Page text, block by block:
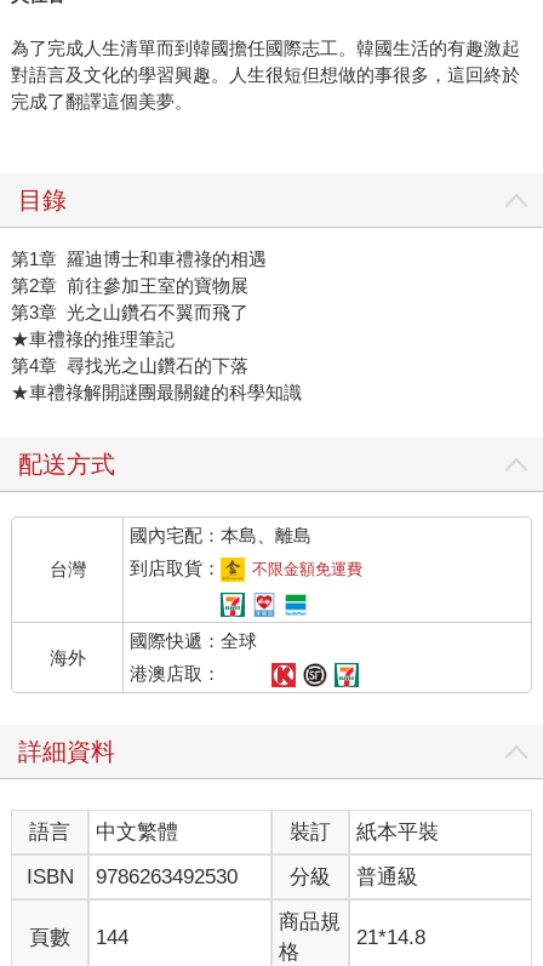
為了完成人生清單而到韓國擔任國際志工。韓國生活的有趣激起
對語言及文化的學習興趣。人生很短但想做的事很多，這回終於
完成了翻譯這個美夢。
目錄
第1章 羅迪博士和車禮祿的相遇
第2章 前往參加王室的寶物展
第3章 光之山鑽石不翼而飛了
★車禮祿的推理筆記
第4章 尋找光之山鑽石的下落
★車禮祿解開謎團最關鍵的科學知識
配送方式
台灣
國內宅配：本島、離島
到店取貨：
不限金額免運費
海外
國際快遞：全球
港澳店取：
詳細資料
語言 中文繁體 裝訂
紙本平裝
ISBN
9786263492530 分級 普通級
頁數 144
商品規
格
21*14.8